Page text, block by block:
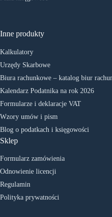
Inne produkty
Kalkulatory
Urzędy Skarbowe
Biura rachunkowe – katalog biur
Kalendarz Podatnika na rok 2026
Formularze i deklaracje VAT
Wzory umów i pism
Blog o podatkach i księgowości
Sklep
Formularz zamówienia
Odnowienie licencji
Regulamin
Polityka prywatności